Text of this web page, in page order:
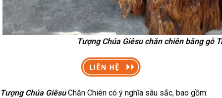
Tượng Chúa Giêsu chăn chiên bằng gỗ
Tượng Chúa GiêsuChăn Chiên có ý nghĩa sâu sắc, bao gồm: